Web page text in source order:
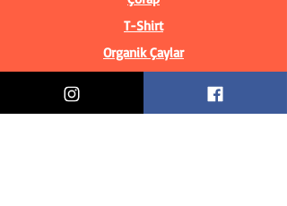
T-Shirt
Organik Çaylar
Bilgiler